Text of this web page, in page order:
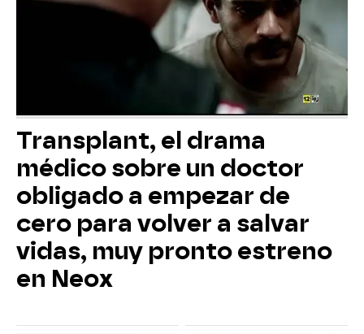
Transplant, el drama
médico sobre un doctor
obligado a empezar de
cero para volver a salvar
vidas, muy pronto estreno
en Neox